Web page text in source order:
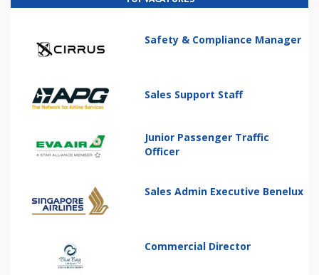
Safety & Compliance Manager
Sales Support Staff
Junior Passenger Traffic
Officer
Sales Admin Executive Benelux
Commercial Director